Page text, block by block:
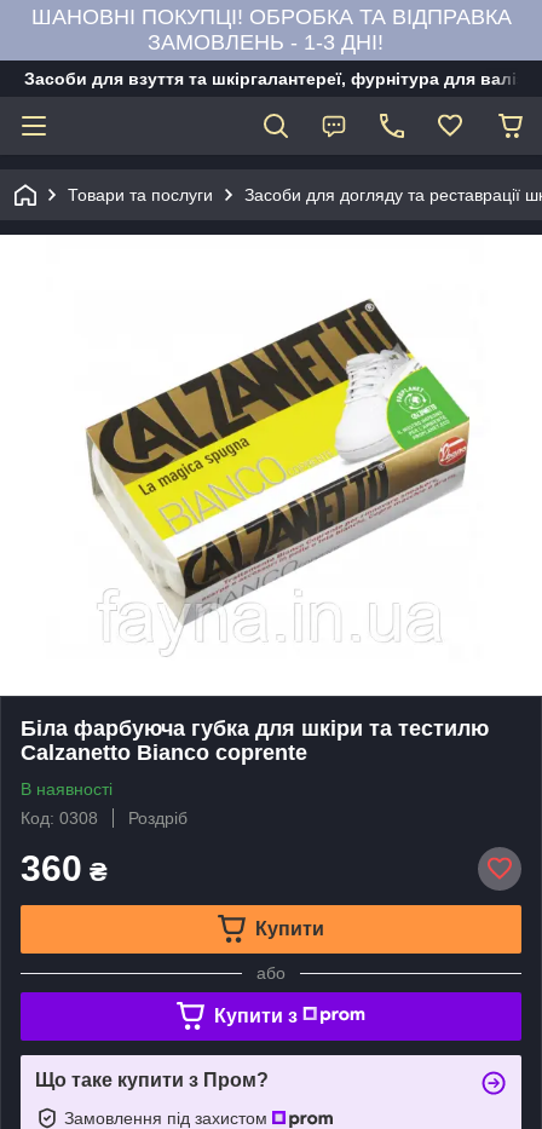
ШАНОВНІ ПОКУПЦІ! ОБРОБКА ТА ВІДПРАВКА
ЗАМОВЛЕНЬ - 1-3 ДНІ!
Засоби для взуття та шкіргалантереї, фурнітура для
Товари та послуги Засоби для догляду та реставрації
Біла фарбуюча губка для шкіри та тестилю
Calzanetto Bianco coprente
В наявності
Код: 0308
Роздріб
360 ₴
Купити
або
Купити з
Що таке купити з Пром?
Замовлення під захистом